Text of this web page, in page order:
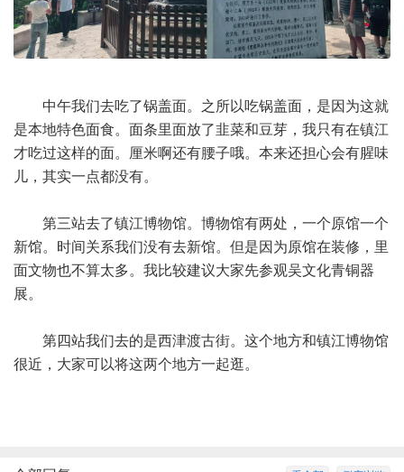
中午我们去吃了锅盖面。之所以吃锅盖面，是因为这就
是本地特色面食。面条里面放了韭菜和豆芽，我只有在镇江
才吃过这样的面。厘米啊还有腰子哦。本来还担心会有腥味
儿，其实一点都没有。
第三站去了镇江博物馆。博物馆有两处，一个原馆一个
新馆。时间关系我们没有去新馆。但是因为原馆在装修，里
面文物也不算太多。我比较建议大家先参观吴文化青铜器
展。
第四站我们去的是西津渡古街。这个地方和镇江博物馆
很近，大家可以将这两个地方一起逛。